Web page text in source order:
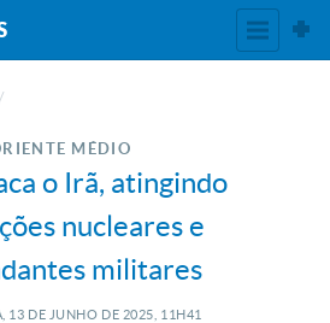
MÉDIO
o Irã, atingindo
nucleares e
militares
13 DE JUNHO DE 2025, 11H41